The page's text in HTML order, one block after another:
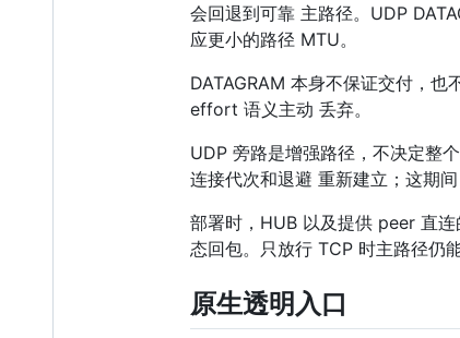
会回退到可靠 主路径。UDP
应更小的路径 MTU。
DATAGRAM 本身不保证交付，
effort 语义主动 丢弃。
UDP 旁路是增强路径，不决定整
连接代次和退避 重新建立；这期
部署时，HUB 以及提供 peer 直
态回包。只放行 TCP 时主路径仍
原生透明入口